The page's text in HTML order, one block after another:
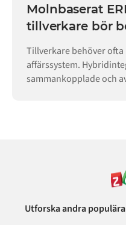
Molnbaserat
tillverkare bör
Tillverkare behöver
affärssystem.
sammankopplade och
Utforska andra